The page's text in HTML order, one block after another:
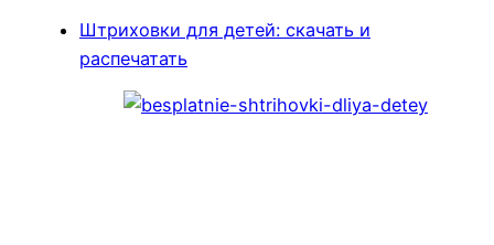
Штриховки для детей: скачать и
распечатать